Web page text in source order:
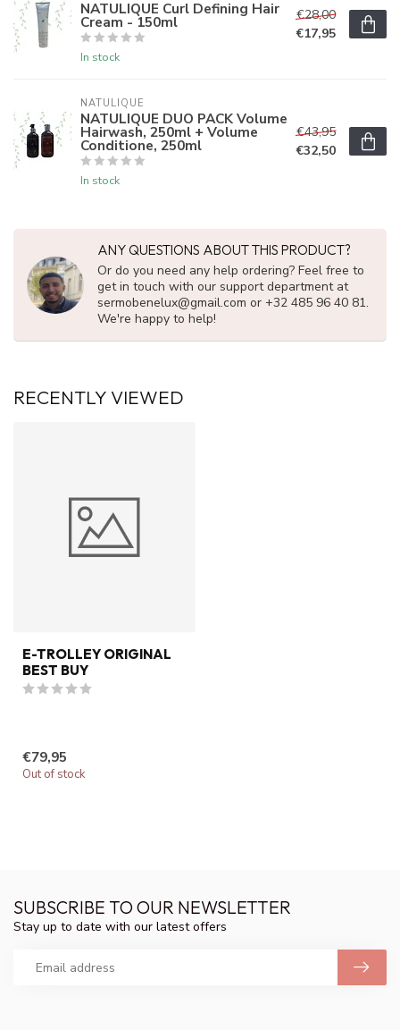
NATULIQUE Curl Defining Hair
Cream - 150ml
In stock
€28,00
€17,95
NATULIQUE
NATULIQUE DUO PACK Volume
Hairwash, 250ml + Volume
Conditione, 250ml
In stock
€43,95
€32,50
ANY QUESTIONS ABOUT THIS PRODUCT?
Or do you need any help ordering? Feel free to
get in touch with our support department at
sermobenelux@gmail.com or +32 485 96 40 81.
We're happy to help!
RECENTLY VIEWED
E-TROLLEY ORIGINAL
BEST BUY
€79,95
Out of stock
SUBSCRIBE TO OUR NEWSLETTER
Stay up to date with our latest offers